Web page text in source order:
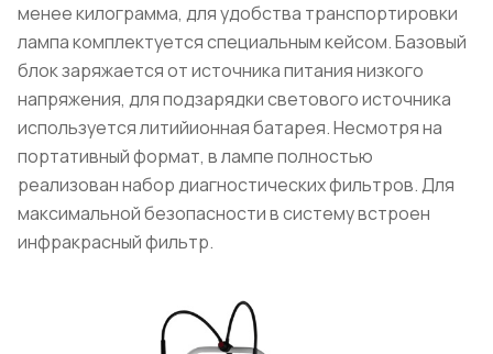
менее килограмма, для удобства транспортировки
лампа комплектуется специальным кейсом. Базовый
блок заряжается от источника питания низкого
напряжения, для подзарядки светового источника
используется литийионная батарея. Несмотря на
портативный формат, в лампе полностью
реализован набор диагностических фильтров. Для
максимальной безопасности в систему встроен
инфракрасный фильтр.